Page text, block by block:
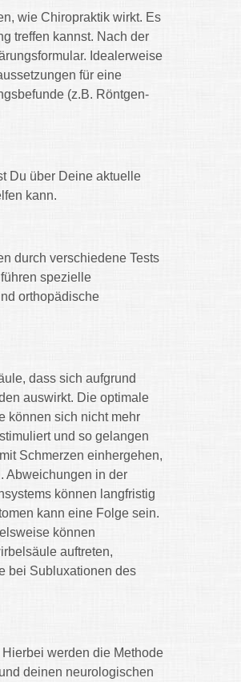
wie Chiropraktik wirkt. Es
treffen kannst. Nach der
Idealerweise
für eine
(z.B. Röntgen-
Du über Deine aktuelle
kann.
durch verschiedene Tests
spezielle
orthopädische
dass sich aufgrund
auswirkt. Die optimale
können sich nicht mehr
und so gelangen
Schmerzen einhergehen,
Abweichungen in der
können langfristig
kann eine Folge sein.
können
auftreten,
bei Subluxationen des
werden die Methode
deinen neurologischen